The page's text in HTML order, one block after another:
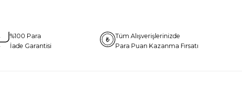
%100 Para
İade Garantisi
Tüm Alışverişlerinizde
Para Puan Kazanma Fırsatı